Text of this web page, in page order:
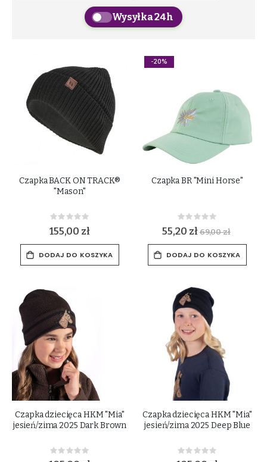
Wysyłka 24h
Czapka BACK ON TRACK®
"Mason"
Rating:
0%
155,00 zł
DODAJ DO KOSZYKA
-20%
Czapka BR "Mini Horse"
Rating:
0%
55,20 zł69,00 zł
DODAJ DO KOSZYKA
Czapka dziecięca HKM "Mia"
jesień/zima 2025 Dark Brown
Rating:
0%
Czapka dziecięca HKM "Mia"
jesień/zima 2025 Deep Blue
Rating:
0%